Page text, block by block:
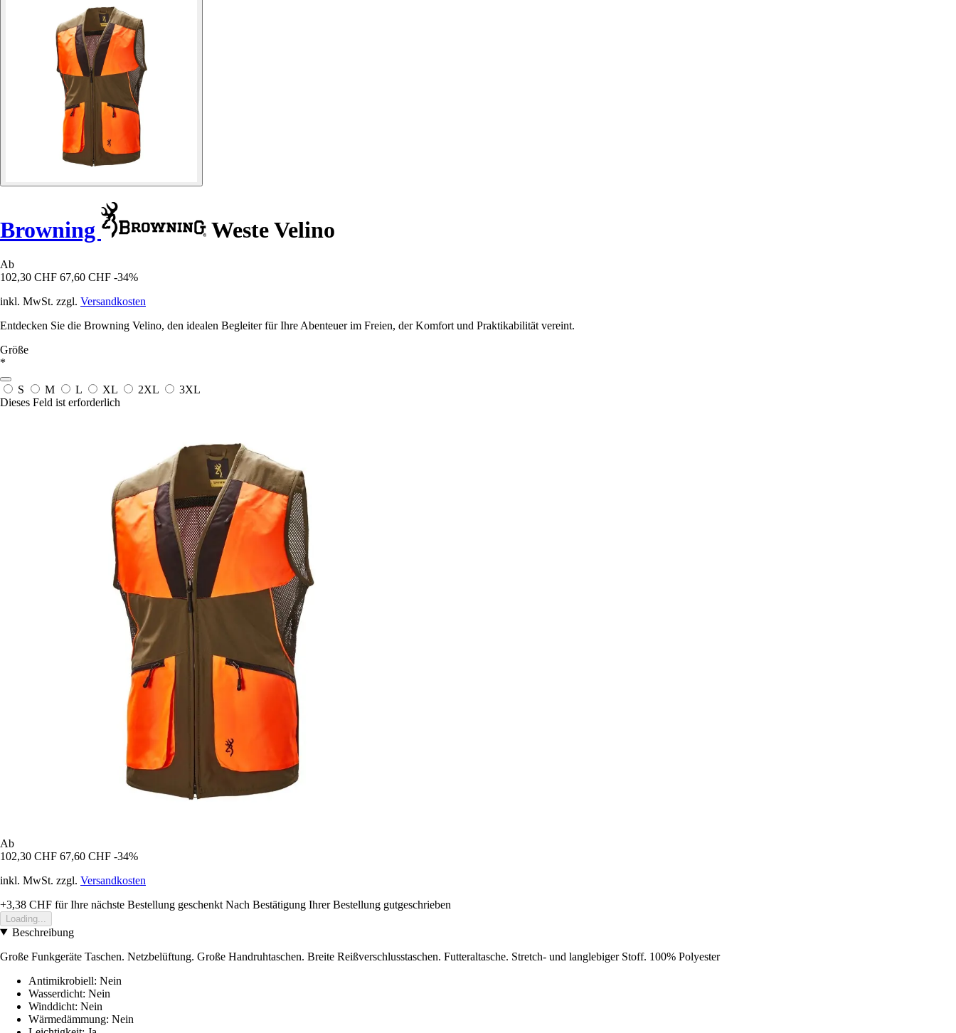
Browning Weste Velino
Ab
102,30 CHF 67,60 CHF -34%
inkl. MwSt. zzgl. Versandkosten
Entdecken Sie die Browning Velino, den idealen Begleiter für Ihre Abenteuer im Freien, der Komfort und Praktikabilität vereint.
Größe
*
S M L XL 2XL
3XL
Dieses Feld ist erforderlich
Ab
102,30 CHF 67,60 CHF -34%
inkl. MwSt. zzgl. Versandkosten
+3,38 CHF für Ihre nächste Bestellung geschenkt Nach Bestätigung Ihrer Bestellung gutgeschrieben
Loading...
Beschreibung
Große Funkgeräte Taschen. Netzbelüftung. Große Handruhtaschen. Breite Reißverschlusstaschen. Futteraltasche. Stretch- und langlebiger Stoff. 100% Polyester
Antimikrobiell: Nein
Wasserdicht: Nein
Winddicht: Nein
Wärmedämmung: Nein